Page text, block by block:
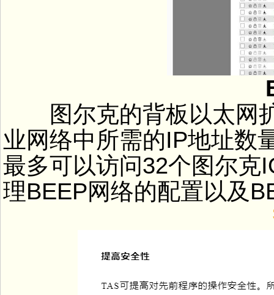
图尔克的背板以太网扩
业网络中所需的IP地址数
最多可以访问32个图尔克
理BEEP网络的配置以及